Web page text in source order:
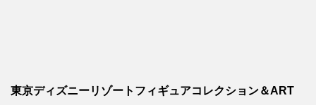
東京ディズニーリゾートフィギュアコレクション＆ART